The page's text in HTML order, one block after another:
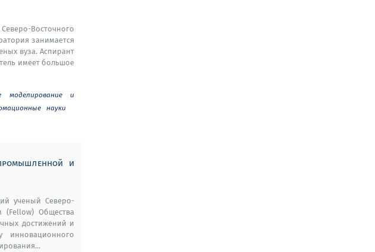
Восточного
занимается
вуза. Аспирант
имеет большое
моделирование и
науки
и
ученый Северо-
(Fellow) Общества
достижений и
инновационного